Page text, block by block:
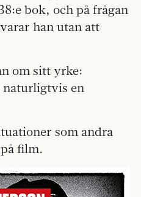
bok, och på frågan
han utan att
om sitt yrke:
en
som andra
film.